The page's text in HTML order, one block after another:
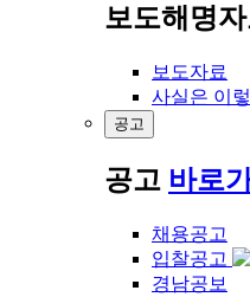
보도해명
보도자료
사실은 이
공고
공고 바로
채용공고
입찰공고
경남공보